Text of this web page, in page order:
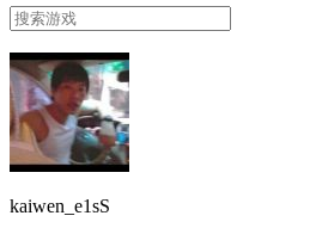
kaiwen_e1sS